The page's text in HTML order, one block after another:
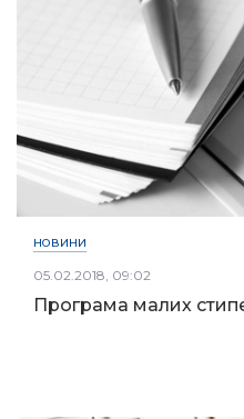
НОВИНИ
05.02.2018, 09:02
Програма малих